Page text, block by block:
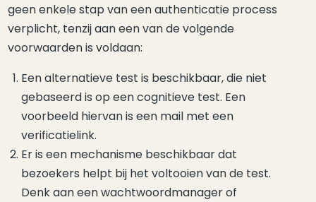
geen enkele stap van een authenticatie process
verplicht, tenzij aan een van de volgende
voorwaarden is voldaan:
Een alternatieve test is beschikbaar, die niet
gebaseerd is op een cognitieve test. Een
voorbeeld hiervan is een mail met een
verificatielink.
Er is een mechanisme beschikbaar dat
bezoekers helpt bij het voltooien van de test.
Denk aan een wachtwoordmanager of